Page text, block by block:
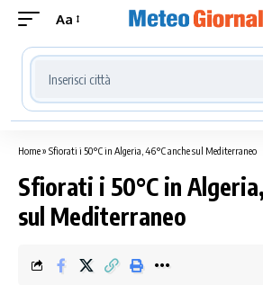
Aa
Cerca località meteo
Home» Sfiorati i 50°C in Algeria, 46°C anche sul Mediterraneo
Sfiorati i 50°C in
sul Mediterraneo